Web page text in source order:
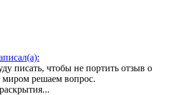
писать, чтобы не портить отзыв о
миром решаем вопрос.